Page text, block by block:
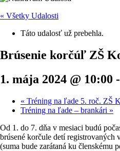
« Všetky Udalosti
Táto udalosť už prebehla.
Brúsenie korčúľ ZŠ
1. mája 2024 @ 10:00 -
« Tréning na ľade 5. roč. ZŠ
Tréning na ľade – brankári »
Od 1. do 7. dňa v mesiaci budú
brúsené korčule detí registrovaných
(suma bude zarátaná ku členskému